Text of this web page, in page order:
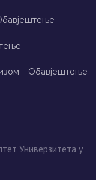
– Обавјештење
Универзитета у